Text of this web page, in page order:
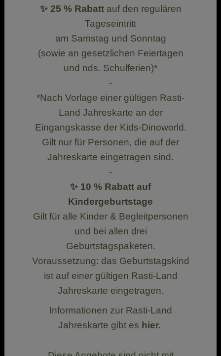
✨ 25 % Rabatt auf den regulären
Tageseintritt
am Samstag und Sonntag
(sowie an gesetzlichen Feiertagen
und nds. Schulferien)*
-
*Nach Vorlage einer gültigen Rasti-
Land Jahreskarte an der
Eingangskasse der Kids-Dinoworld.
Gilt nur für Personen, die auf der
Jahreskarte eingetragen sind.
-
✨ 10 % Rabatt auf
Kindergeburtstage
Gilt für alle Kinder & Begleitpersonen
und bei allen drei
Geburtstagspaketen.
Voraussetzung: das Geburtstagskind
ist auf einer gültigen Rasti-Land
Jahreskarte eingetragen.
Informationen zur Rasti-Land
Jahreskarte gibt es hier.